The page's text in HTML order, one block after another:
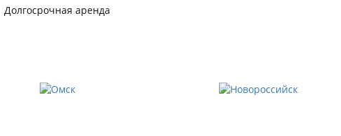
Долгосрочная аренда